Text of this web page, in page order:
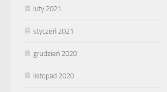
luty 2021
styczeń 2021
grudzień 2020
listopad 2020